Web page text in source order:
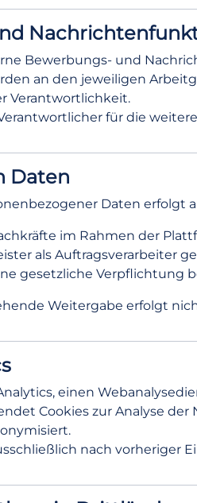
Bewerbungs- und
an den jeweiligen
Verantwortlichkeit.
für die
Daten
Daten erfolgt
im Rahmen der
als Auftragsverarbeiter
gesetzliche Verpflichtung
Weitergabe erfolgt
einen
Cookies zur Analyse
nach vorheriger